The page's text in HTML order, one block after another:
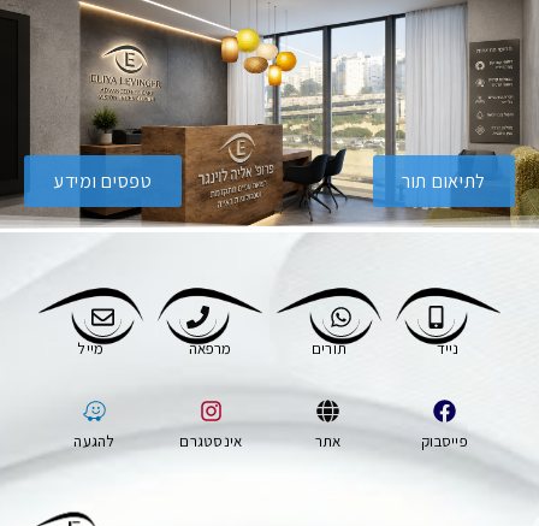
לתיאום תור טפסים ומידע
פייסבוק אתר אינסטגרם להגעה
נייד תורים מרפאה מייל